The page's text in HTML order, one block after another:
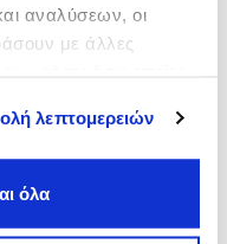
αναλύσεων, οι
με άλλες
λεπτομερειών
όλα